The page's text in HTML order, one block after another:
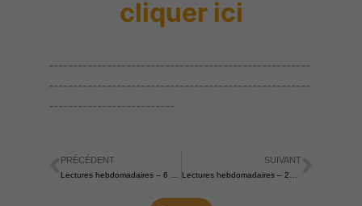
cliquer ici
------------------------------------------------------
------------------------------------------------------
--------------------------
Précédent
PRÉCÉDENT SUIVANT